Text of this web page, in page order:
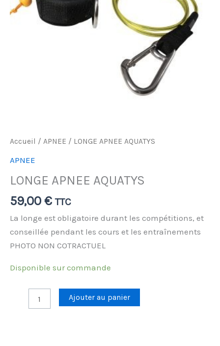
Accueil / APNEE / LONGE APNEE AQUATYS
APNEE
LONGE APNEE AQUATYS
59,00 € TTC
La longe est obligatoire durant les compétitions, et
conseillée pendant les cours et les entraînements
PHOTO NON COTRACTUEL
Disponible sur commande
Ajouter au panier